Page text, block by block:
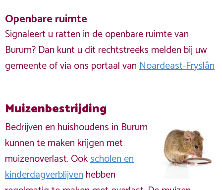
Openbare ruimte
Signaleert u ratten in de openbare ruimte van
Burum? Dan kunt u dit rechtstreeks melden bij uw
gemeente of via ons portaal vanNoardeast-Fryslân
Muizenbestrijding
Bedrijven en huishoudens in Burum
kunnen te maken krijgen met
muizenoverlast. Ookscholen en
kinderdagverblijvenhebben